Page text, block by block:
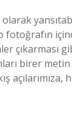
çıkarması
birer
açılarımıza,